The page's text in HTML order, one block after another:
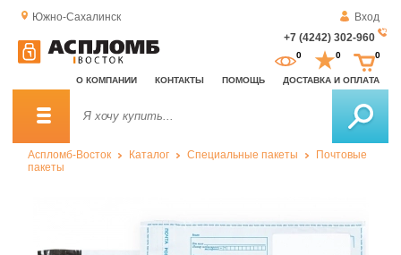
Южно-Сахалинск
Вход
+7 (4242) 302-960
О КОМПАНИИ КОНТАКТЫ ПОМОЩЬ ДОСТАВКА И ОПЛАТА
0 0 0
Аспломб-Восток Каталог Специальные пакеты
Почтовые
пакеты